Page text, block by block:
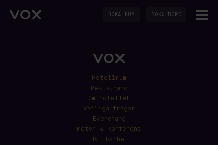
BOKA RUM BOKA BORD
Hotellrum
Restaurang
Om hotellet
Vanliga frågor
Evenemang
Möten & konferens
Hållbarhet